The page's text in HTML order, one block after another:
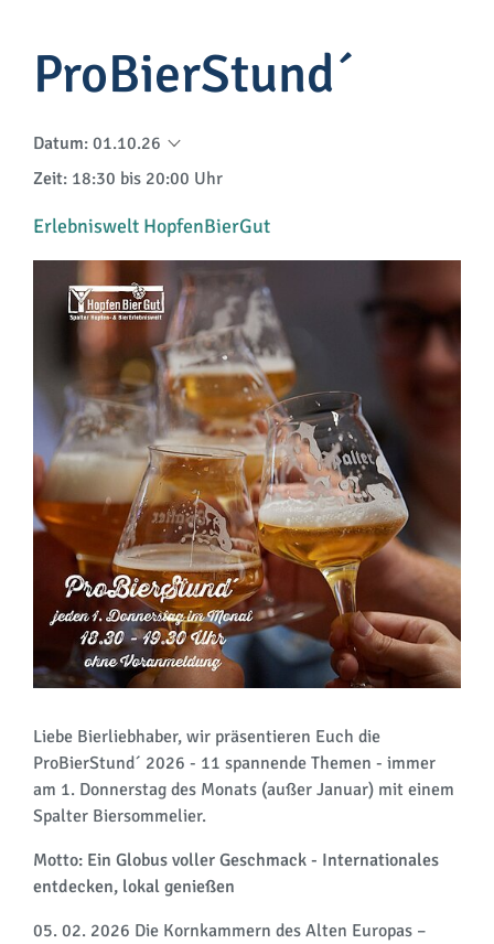
ProBierStund´
Datum: 01.10.26
Zeit: 18:30 bis 20:00 Uhr
Erlebniswelt HopfenBierGut
Liebe Bierliebhaber, wir präsentieren Euch die
ProBierStund´ 2026 - 11 spannende Themen - immer
am 1. Donnerstag des Monats (außer Januar) mit einem
Spalter Biersommelier.
Motto: Ein Globus voller Geschmack - Internationales
entdecken, lokal genießen
05. 02. 2026 Die Kornkammern des Alten Europas –